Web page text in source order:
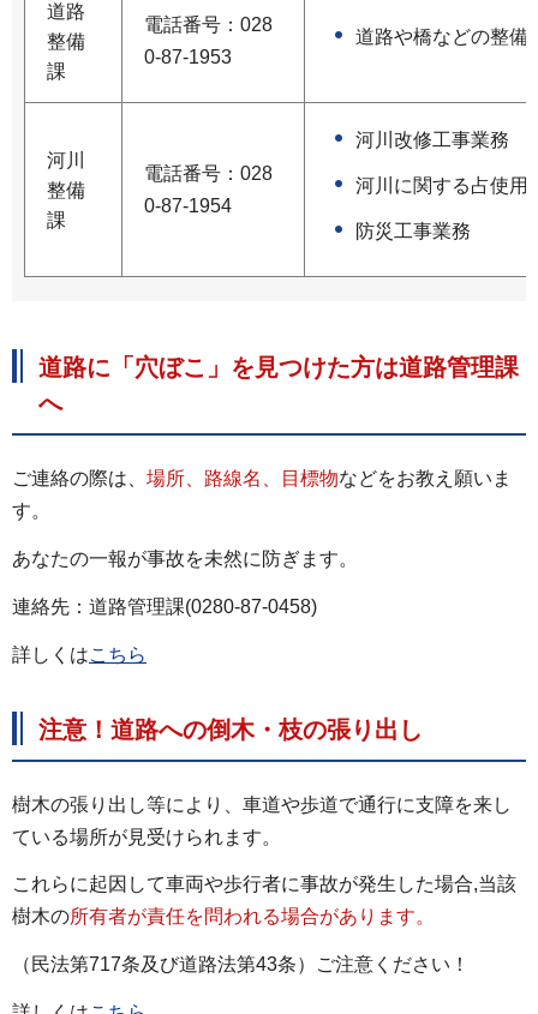
道路
整備
課
電話番号：028
0-87-1953
道路や橋などの整備
河川
整備
課
電話番号：028
0-87-1954
河川改修工事業務
河川に関する占使用
防災工事業務
道路に「穴ぼこ」を見つけた方は道路管理課
へ
ご連絡の際は、 場所、路線名、目標物などをお教え願いま
す。
あなたの一報が事故を未然に防ぎます。
連絡先：道路管理課(0280-87-0458)
詳しくはこちら
注意！道路への倒木・枝の張り出し
樹木の張り出し等により、車道や歩道で通行に支障を来し
ている場所が見受けられます。
これらに起因して車両や歩行者に事故が発生した場合,当該
樹木の所有者が責任を問われる場合があります。
（民法第717条及び道路法第43条）ご注意ください！